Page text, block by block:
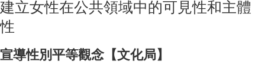
建立女性在公共領域中的可見性和主體
性
宣導性別平等觀念【文化局】